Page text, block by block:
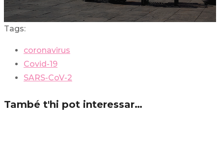
Tags:
coronavirus
Covid-19
SARS-CoV-2
També t'hi pot interessar…